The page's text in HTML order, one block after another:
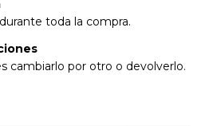
toda la compra.
cambiarlo por otro o devolverlo.